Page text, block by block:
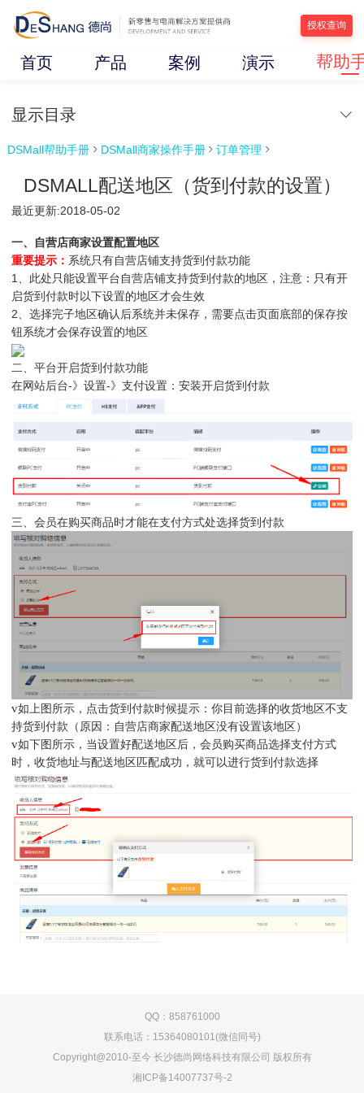
授权查询
首页 产品 案例 演示 帮助
显示目录
DSMall帮助手册  DSMall商家操作手册  订单管理 
DSMALL配送地区（货到付款的设置）
最近更新:2018-05-02
一、自营店商家设置配置地区
重要提示： 系统只有自营店铺支持货到付款功能
1、此处只能设置平台自营店铺支持货到付款的地区，注意：只有开
启货到付款时以下设置的地区才会生效
2、选择完子地区确认后系统并未保存，需要点击页面底部的保存按
钮系统才会保存设置的地区
二、平台开启货到付款功能
在网站后台-》设置-》支付设置：安装开启货到付款
三、会员在购买商品时才能在支付方式处选择货到付款
v如上图所示，点击货到付款时候提示：你目前选择的收货地区不支
持货到付款（原因：自营店商家配送地区没有设置该地区）
v如下图所示，当设置好配送地区后，会员购买商品选择支付方式
时，收货地址与配送地区匹配成功，就可以进行货到付款选择
QQ：858761000
联系电话：15364080101(微信同号)
Copyright@2010-至今 长沙德尚网络科技有限公司 版权所有
湘ICP备14007737号-2